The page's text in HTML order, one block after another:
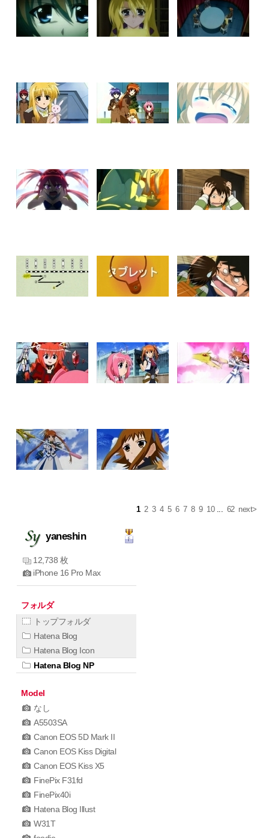
1 2 3 4 5 6 7 8 9 10... 62 next>
yaneshin
12,738 枚
iPhone 16 Pro Max
フォルダ
トップフォルダ
Hatena Blog
Hatena Blog Icon
Hatena Blog NP
Model
なし
A5503SA
Canon EOS 5D Mark II
Canon EOS Kiss Digital
Canon EOS Kiss X5
FinePix F31fd
FinePix40i
Hatena Blog Illust
W31T